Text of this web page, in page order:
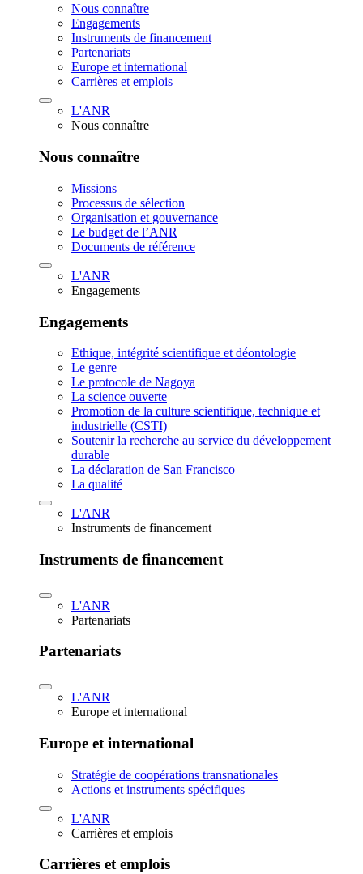
Nous connaître
Engagements
Instruments de financement
Partenariats
Europe et international
Carrières et emplois
L'ANR
Nous connaître
Nous connaître
Missions
Processus de sélection
Organisation et gouvernance
Le budget de l’ANR
Documents de référence
L'ANR
Engagements
Engagements
Ethique, intégrité scientifique et déontologie
Le genre
Le protocole de Nagoya
La science ouverte
Promotion de la culture scientifique, technique et
industrielle (CSTI)
Soutenir la recherche au service du développement
durable
La déclaration de San Francisco
La qualité
L'ANR
Instruments de financement
Instruments de financement
L'ANR
Partenariats
Partenariats
L'ANR
Europe et international
Europe et international
Stratégie de coopérations transnationales
Actions et instruments spécifiques
L'ANR
Carrières et emplois
Carrières et emplois